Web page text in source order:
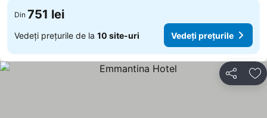
Din 751 lei
Vedeți prețurile de la 10 site-uri Vedeți prețurile
Distribuiți